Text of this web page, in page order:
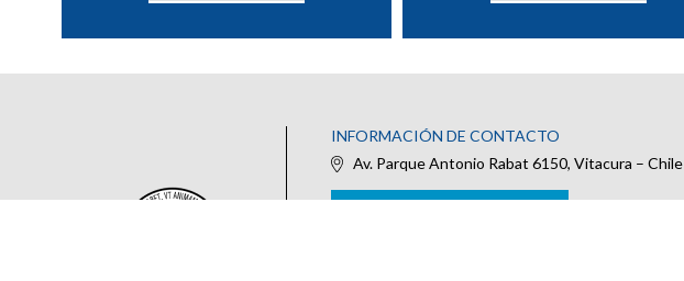
INFORMACIÓN DE CONTACTO
Av. Parque Antonio Rabat 6150, Vitacura – Chile